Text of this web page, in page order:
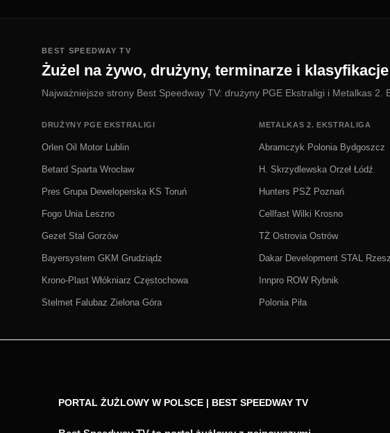
BEST SPEEDWAY TV
Żużel na żywo, drużyny, terminarze i klasyfikacje
Najważniejsze strony Best Speedway TV: drużyny PGE Ekstraligi i Metalkas
DRUŻYNY PGE EKSTRALIGI
Orlen Oil Motor Lublin
Betard Sparta Wrocław
Pres Grupa Deweloperska KS Toruń
Fogo Unia Leszno
Gezet Stal Gorzów
Bayersystem GKM Grudziądz
Krono-Plast Włókniarz Częstochowa
Stelmet Falubaz Zielona Góra
METALKAS 2. EKSTRALIGA
Abramczyk Polonia Bydgoszcz
H. Skrzydlewska Orzeł Łódź
Hunters PSŻ Poznań
Cellfast Wilki Krosno
TŻ Ostrovia Ostrów
Dakar Development STAL
Innpro ROW Rybnik
Polonia Piła
PORTAL ŻUŻLOWY W POLSCE | BEST SPEEDWAY TV